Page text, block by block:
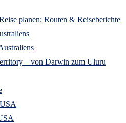
planen: Routen & Reiseberichte
– von Darwin zum Uluru